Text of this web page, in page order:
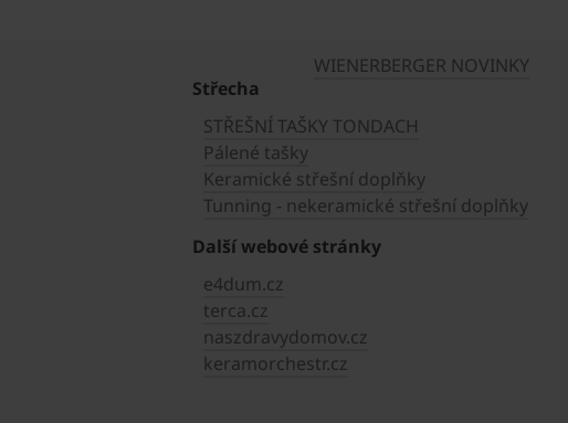
WIENERBERGER NOVINKY
Střecha
STŘEŠNÍ TAŠKY TONDACH
Pálené tašky
Keramické střešní doplňky
Tunning - nekeramické střešní doplňky
Další webové stránky
e4dum.cz
terca.cz
naszdravydomov.cz
keramorchestr.cz